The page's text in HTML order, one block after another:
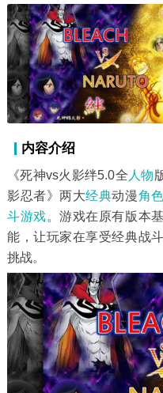
内容介绍
《死神vs火影绊5.0全 人物
影忍者》两大经典动漫角色
斗游戏。游戏在原有版本
能，让玩家在享受经典战
挑战。